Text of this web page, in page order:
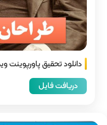
دانلود تحقیق پاورپوینت
دریافت فایل